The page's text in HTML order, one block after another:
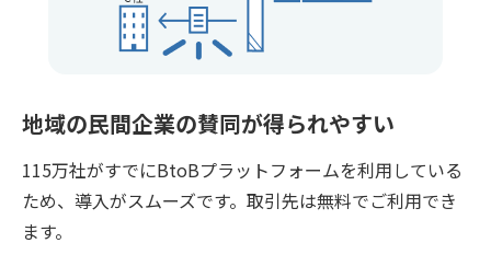
地域の民間企業の賛同が得られやすい
115万社がすでにBtoBプラットフォームを利用している
ため、導入がスムーズです。取引先は無料でご利用でき
ます。